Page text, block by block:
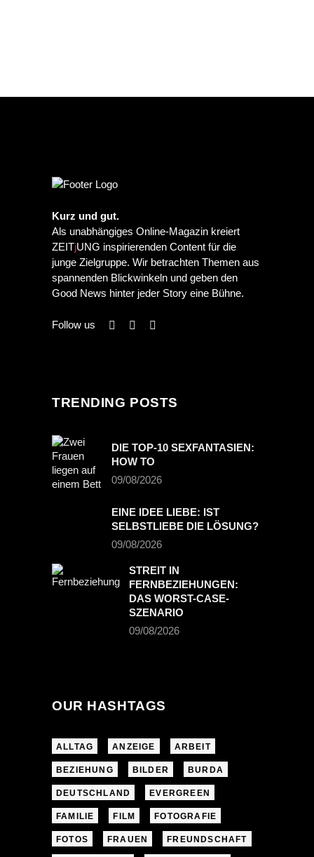
Kurz und gut.
Als unabhängiges Online-Magazin kreiert
ZEITjUNG inspirierenden Content für die
junge Zielgruppe. Wir betrachten Themen aus
spannenden Blickwinkeln und geben den
Good News hinter jeder Story eine Bühne.
Follow us
TRENDING POSTS
DIE TOP-10 SEXFANTASIEN:
HOW TO
09/08/2026
EINE IDEE LIEBE: IST
SELBSTLIEBE DIE LÖSUNG?
09/08/2026
STREIT IN
FERNBEZIEHUNGEN:
DAS WORST-CASE-
SZENARIO
09/08/2026
OUR HASHTAGS
ALLTAG ANZEIGE ARBEIT
BEZIEHUNG BILDER BURDA
DEUTSCHLAND EVERGREEN
FAMILIE FILM FOTOGRAFIE
FOTOS FRAUEN FREUNDSCHAFT